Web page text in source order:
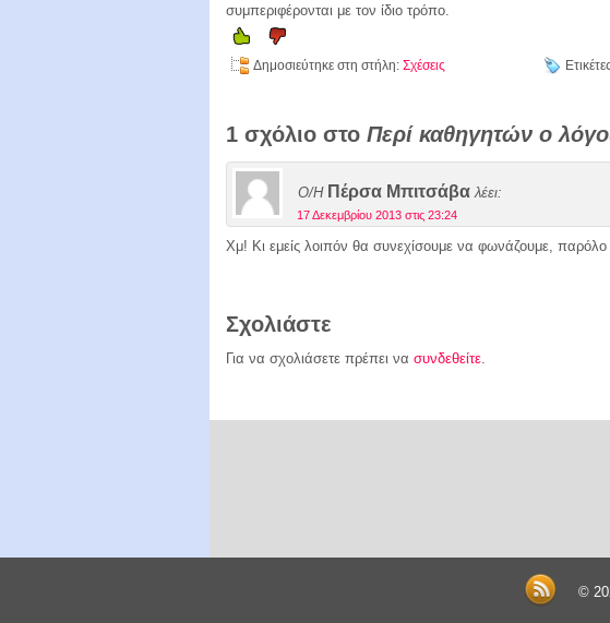
συμπεριφέρονται με τον ίδιο τρόπο.
Δημοσιεύτηκε στη στήλη: Σχέσεις
1 σχόλιο στο Περί καθηγητών ο
Ο/Η Πέρσα Μπιτσάβα λέει:
17 Δεκεμβρίου 2013 στις 23:24
Χμ! Κι εμείς λοιπόν θα συνεχίσουμε να φωνάζουμε,
Σχολιάστε
Για να σχολιάσετε πρέπει να συνδεθείτε.
©